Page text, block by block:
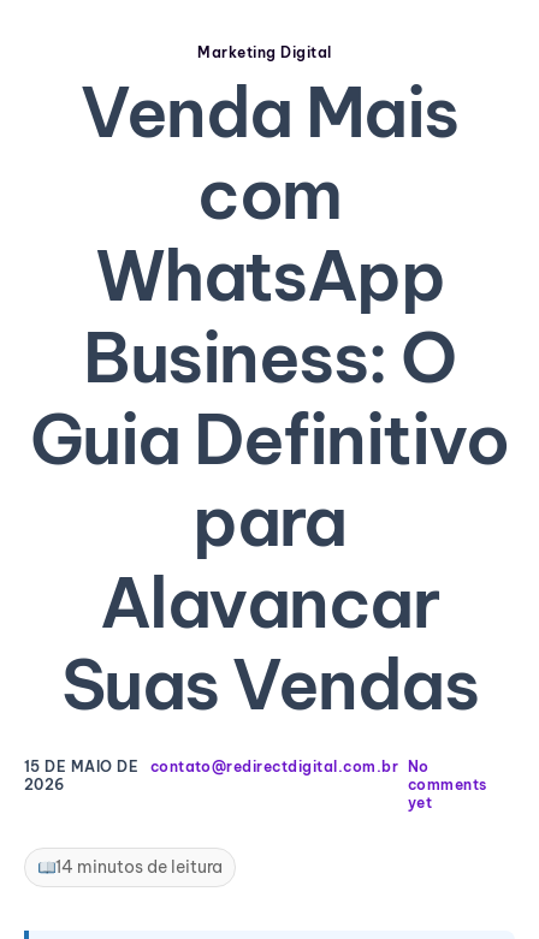
Marketing Digital
Venda Mais
com
WhatsApp
Business: O
Guia Definitivo
para
Alavancar
Suas Vendas
15 DE MAIO DE
2026
contato@redirectdigital.com.br
No
comments
yet
14 minutos de leitura